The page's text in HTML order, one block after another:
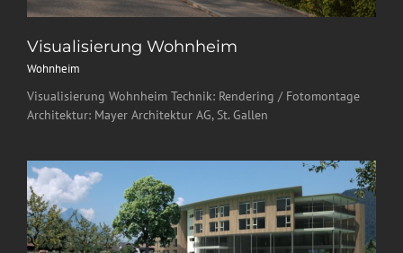
Visualisierung Wohnheim
Wohnheim
Visualisierung Wohnheim Technik: Rendering / Fotomontage
Architektur: Mayer Architektur AG, St. Gallen